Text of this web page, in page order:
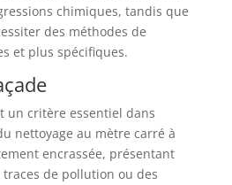
chimiques, tandis que
des méthodes de
et plus spécifiques.
un critère essentiel dans
nettoyage au mètre carré à
encrassée, présentant
de pollution ou des